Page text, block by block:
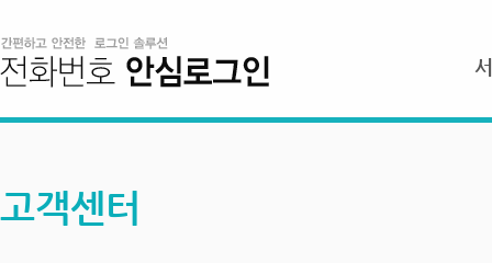
고객센터